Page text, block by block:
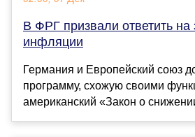
В ФРГ призвали ответить
инфляции
Германия и Европейский союз
программу, схожую своими
американский «Закон о